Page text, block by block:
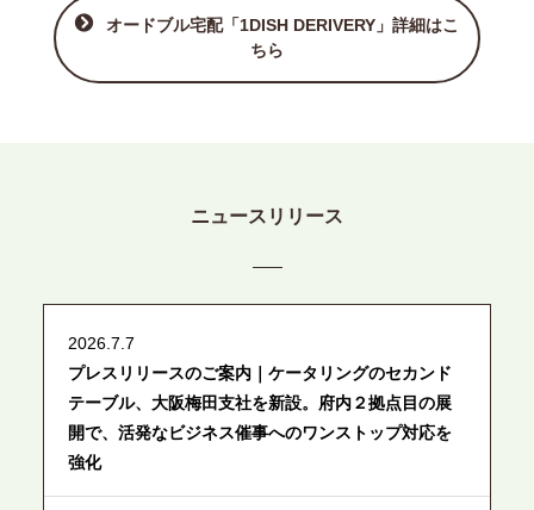
オードブル宅配「1DISH DERIVERY」詳細はこ
ちら
ニュースリリース
2026.7.7
プレスリリースのご案内｜ケータリングのセカンド
テーブル、大阪梅田支社を新設。府内２拠点目の展
開で、活発なビジネス催事へのワンストップ対応を
強化